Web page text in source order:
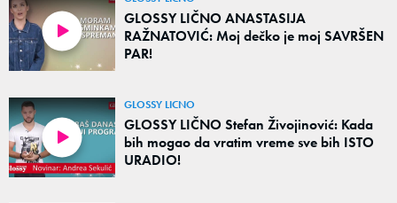
GLOSSY LIČNO ANASTASIJA
RAŽNATOVIĆ: Moj dečko je moj SAVRŠEN
PAR!
GLOSSY LICNO
GLOSSY LIČNO Stefan Živojinović: Kada
bih mogao da vratim vreme sve bih ISTO
URADIO!